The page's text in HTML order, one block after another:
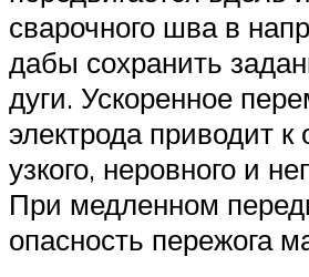
сварочного шва в
дабы сохранить
дуги. Ускоренное
электрода приводит
узкого, неровного и
При медленном
опасность пережога